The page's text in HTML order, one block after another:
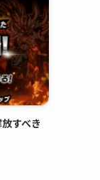
すべき